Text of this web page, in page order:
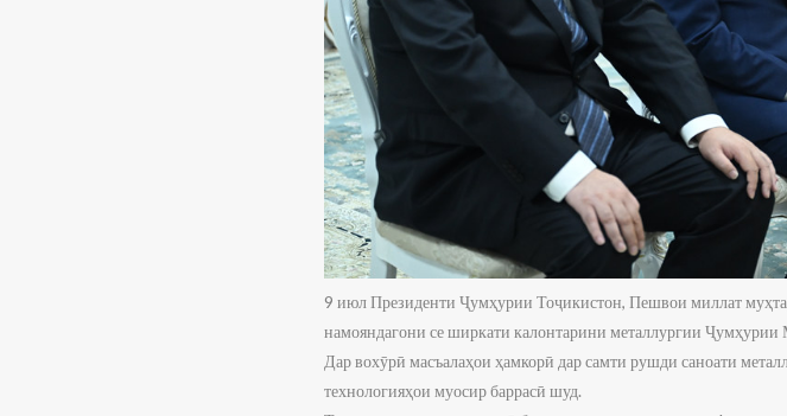
9 июл Президенти Ҷумҳурии Тоҷикистон, Пешвои миллат
намояндагони се ширкати калонтарини металлургии
Дар вохӯрӣ масъалаҳои ҳамкорӣ дар самти рушди саноати
технологияҳои муосир баррасӣ шуд.